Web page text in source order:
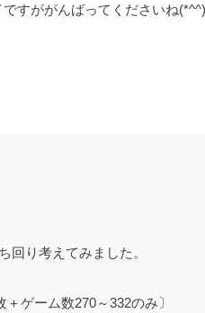
すががんばってくださいね(*^^)
回り考えてみました。
＋ゲーム数270～332のみ〕